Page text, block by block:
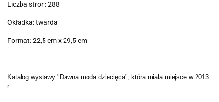
Liczba stron: 288
Okładka: twarda
Format: 22,5 cm x 29,5 cm
Katalog wystawy "Dawna moda dziecięca", która miała miejsce w 2013
r.